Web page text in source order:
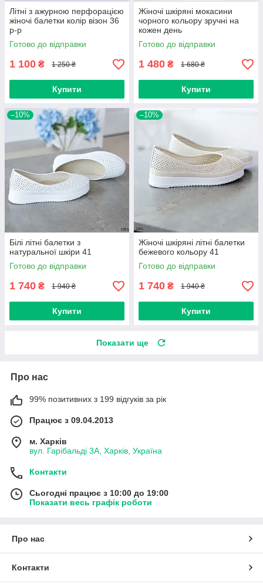
Літні з ажурною перфорацією
жіночі балетки колір візон 36
р-р
Готово до відправки
1 100 ₴ 1 250 ₴
Купити
Жіночі шкіряні мокасини
чорного кольору зручні на
кожен день
Готово до відправки
1 480 ₴ 1 680 ₴
Купити
–10%
Білі літні балетки з
натуральної шкіри 41
Готово до відправки
1 740 ₴ 1 940 ₴
Купити
–10%
Жіночі шкіряні літні балетки
бежевого кольору 41
Готово до відправки
1 740 ₴ 1 940 ₴
Купити
Показати ще
Про нас
99% позитивних з 199 відгуків за рік
Працює з 09.04.2013
м. Харків
вул. Гарібальді 3А, Харків, Україна
Контакти
Сьогодні працює з 10:00 до 19:00
Показати весь графік роботи
Про нас
Контакти